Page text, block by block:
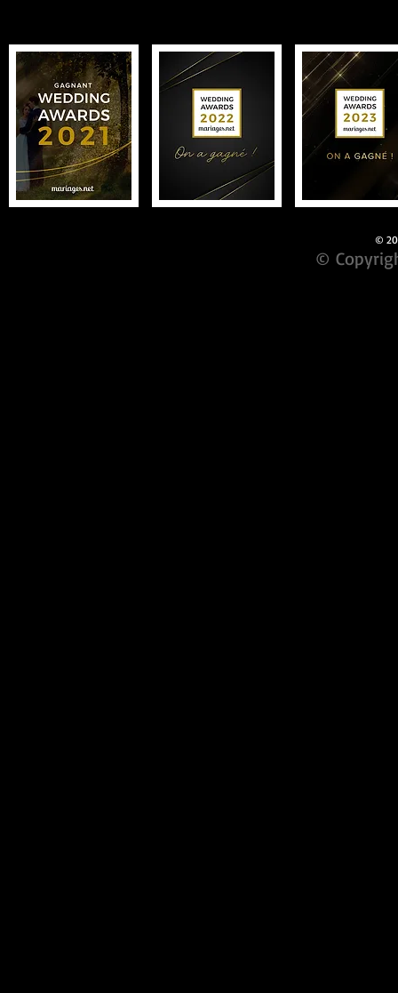
©
©